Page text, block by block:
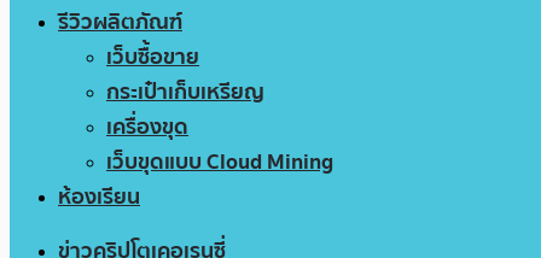
รีวิวผลิตภัณฑ์
เว็บซื้อขาย
กระเป๋าเก็บเหรียญ
เครื่องขุด
เว็บขุดแบบ Cloud Mining
ห้องเรียน